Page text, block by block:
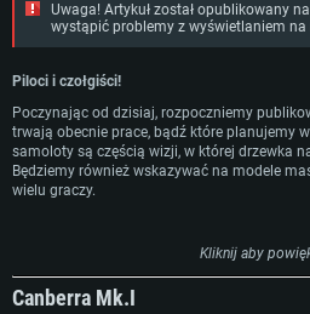
Uwaga! Artykuł został opublikowany
wystąpić problemy z wyświetlaniem
Piloci i czołgiści!
Poczynając od dzisiaj, rozpoczniemy
trwają obecnie prace, bądź które planujemy
samoloty są częścią wizji, w której drzewka
Będziemy również wskazywać na modele
wielu graczy.
Kliknij aby
Canberra Mk.I